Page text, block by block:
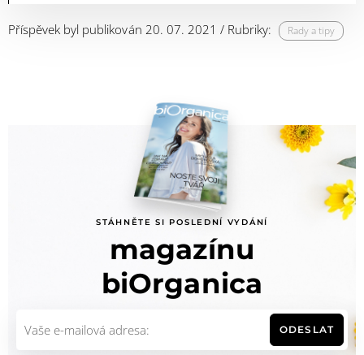
Příspěvek byl publikován 20. 07. 2021 / Rubriky: Rady a tipy
STÁHNĚTE SI POSLEDNÍ VYDÁNÍ
magazínu
biOrganica
ODESLAT